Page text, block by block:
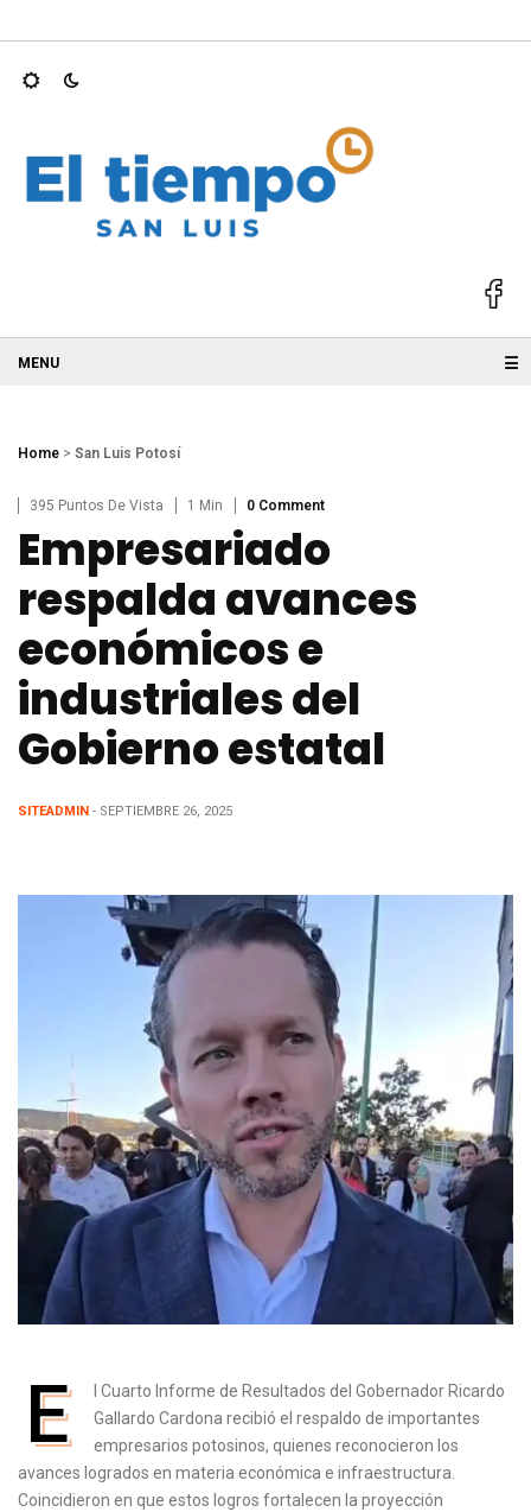
☰
Home > San Luis Potosí
395 Puntos De Vista 1 Min 0 Comment
Empresariado
respalda avances
económicos e
industriales del
Gobierno estatal
SITEADMIN - SEPTIEMBRE 26, 2025
E
l Cuarto Informe de Resultados del Gobernador Ricardo
Gallardo Cardona recibió el respaldo de importantes
empresarios potosinos, quienes reconocieron los
avances logrados en materia económica e infraestructura.
Coincidieron en que estos logros fortalecen la proyección